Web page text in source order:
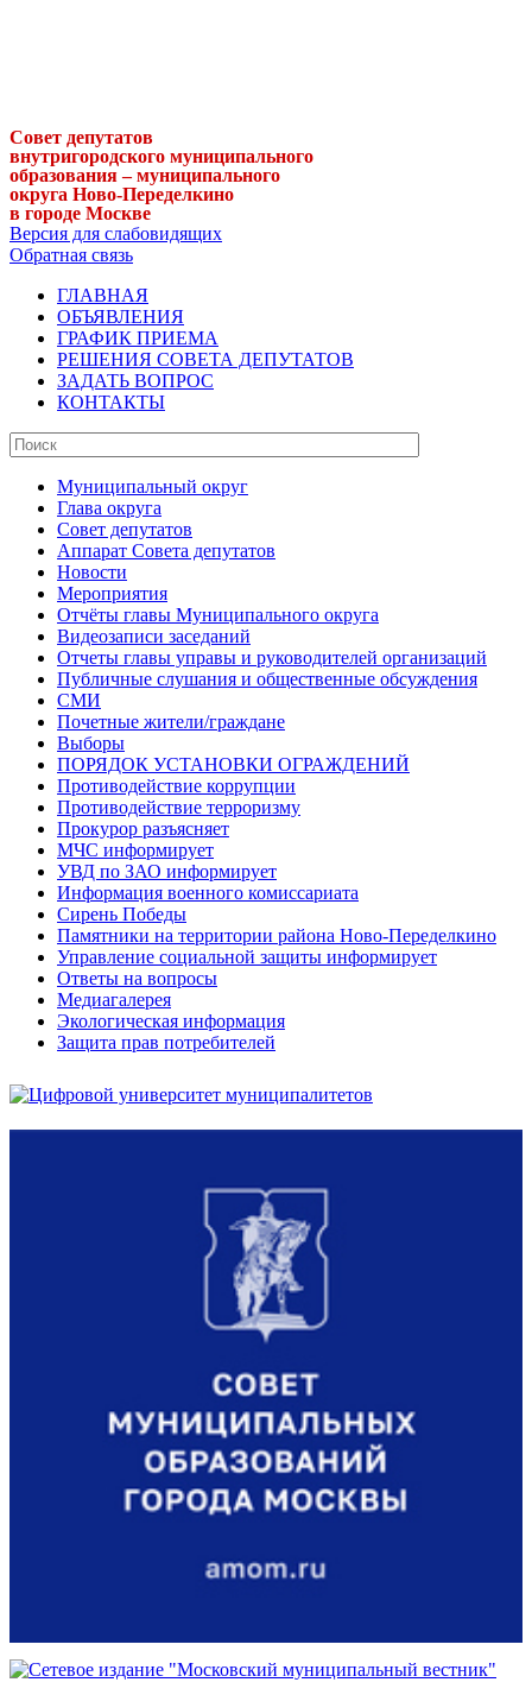
Совет депутатов
внутригородского муниципального
образования – муниципального
округа Ново-Переделкино
в городе Москве
Версия для слабовидящих
Обратная связь
ГЛАВНАЯ
ОБЪЯВЛЕНИЯ
ГРАФИК ПРИЕМА
РЕШЕНИЯ СОВЕТА ДЕПУТАТОВ
ЗАДАТЬ ВОПРОС
КОНТАКТЫ
Муниципальный округ
Глава округа
Совет депутатов
Аппарат Совета депутатов
Новости
Мероприятия
Отчёты главы Муниципального округа
Видеозаписи заседаний
Отчеты главы управы и руководителей организаций
Публичные слушания и общественные обсуждения
СМИ
Почетные жители/граждане
Выборы
ПОРЯДОК УСТАНОВКИ ОГРАЖДЕНИЙ
Противодействие коррупции
Противодействие терроризму
Прокурор разъясняет
МЧС информирует
УВД по ЗАО информирует
Информация военного комиссариата
Сирень Победы
Памятники на территории района Ново-Переделкино
Управление социальной защиты информирует
Ответы на вопросы
Медиагалерея
Экологическая информация
Защита прав потребителей